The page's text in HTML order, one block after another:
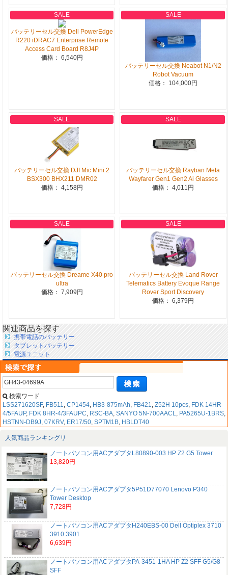
SALE
バッテリーセル交換 Dell PowerEdge
R220 iDRAC7 Enterprise Remote
Access Card Board R8J4P
価格： 6,540円
SALE
バッテリーセル交換 Neabot N1/N2
Robot Vacuum
価格： 104,000円
SALE
バッテリーセル交換 DJI Mic Mini 2
BSX300 BHX211 DMR02
価格： 4,158円
SALE
バッテリーセル交換 Rayban Meta
Wayfarer Gen1 Gen2 Ai Glasses
価格： 4,011円
SALE
バッテリーセル交換 Dreame X40 pro
ultra
価格： 7,909円
SALE
バッテリーセル交換 Land Rover
Telematics Battery Evoque Range
Rover Sport Discovery
価格： 6,379円
関連商品を探す
携帯電話のバッテリー
タブレットバッテリー
電源ユニット
検索ワード
LSS271620SF, FB511, CP1454, HB3-875mAh, FB421, Z52H 10pcs, FDK 14HR-
4/5FAUP, FDK 8HR-4/3FAUPC, RSC-BA, SANYO 5N-700AACL, PA5265U-1BRS,
HSTNN-DB9J, 07KRV, ER17/50, SPTM1B, HBLDT40
人気商品ランキングリ
ノートパソコン用ACアダプタL80890-003 HP Z2 G5 Tower
13,820円
ノートパソコン用ACアダプタ5P51D77070 Lenovo P340
Tower Desktop
7,728円
ノートパソコン用ACアダプタH240EBS-00 Dell Optiplex 3710
3910 3901
6,639円
ノートパソコン用ACアダプタPA-3451-1HA HP Z2 SFF G5/G8
SFF